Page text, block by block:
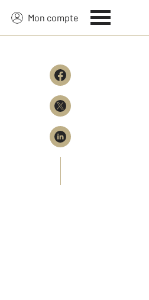
Mon compte